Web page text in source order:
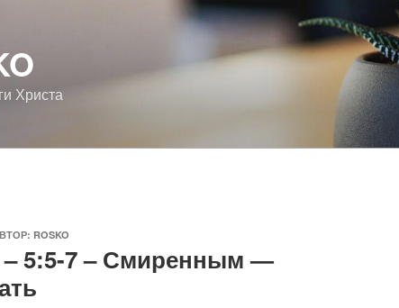
Христа
ROSKO
– 5:5-7 – Смиренным —